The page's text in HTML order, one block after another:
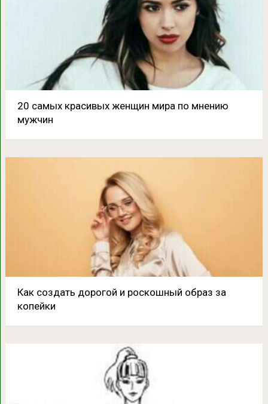
20 самых красивых женщин мира по мнению
мужчин
Как создать дорогой и роскошный образ за
копейки